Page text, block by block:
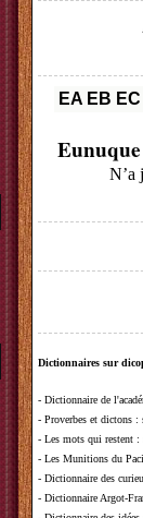
EA EB EC
Eunuque
N’a
Dictionnaires sur
- Dictionnaire de
- Proverbes et dictons :
- Les mots qui restent :
- Les Munitions du
- Dictionnaire des
- Dictionnaire Argot-